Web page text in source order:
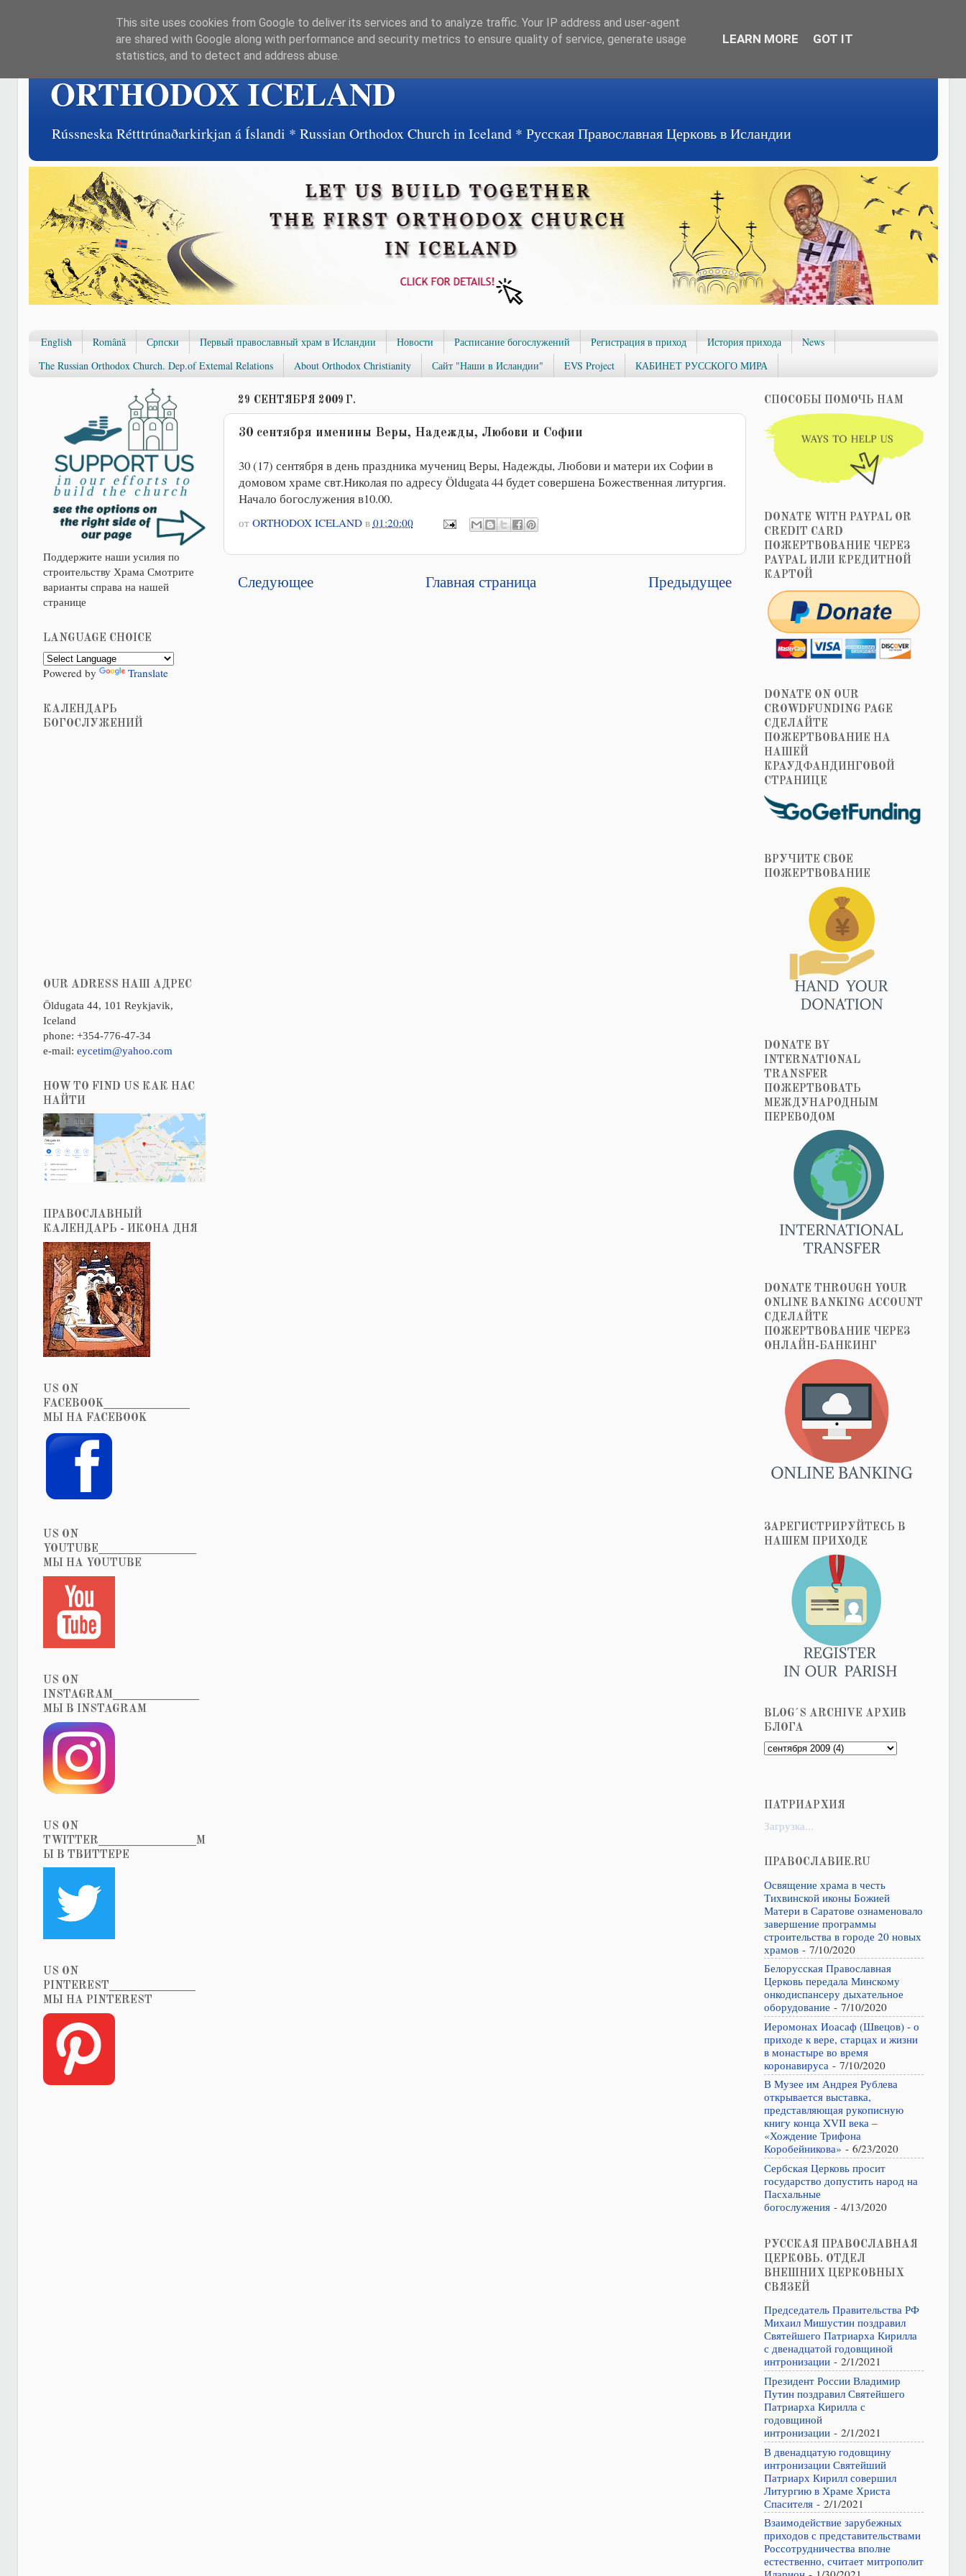
ORTHODOX ICELAND
Rússneska Rétttrúnaðarkirkjan á Íslandi * Russian Orthodox Church in Iceland * Русская Православная Церковь в Исландии
English Română Српски Первый православный храм в Исландии Новости Расписание богослужений Регистрация в приход История прихода
News
The Russian Orthodox Church. Dep.of Extemal Relations
About Orthodox Christianity Сайт "Наши в Исландии" EVS Project КАБИНЕТ РУССКОГО МИРА
29 СЕНТЯБРЯ 2009 Г.
30 сентября именины Веры, Надежды, Любови и Софии
30 (17) сентября в день праздника мучениц Веры, Надежды, Любови и матери их Софии в
домовом храме свт.Николая по адресу Öldugata 44 будет совершена Божественная литургия.
Начало богослужения в10.00.
от ORTHODOX ICELAND в 01:20:00
Следующее Предыдущее
Главная страница
Поддержите наши усилия по
строительству Храма Смотрите
варианты справа на нашей
странице
LANGUAGE CHOICE
Powered by Translate
КАЛЕНДАРЬ
БОГОСЛУЖЕНИЙ
OUR ADRESS НАШ АДРЕС
Öldugata 44, 101 Reykjavik,
Iceland
phone: +354-776-47-34
e-mail: eycetim@yahoo.com
HOW TO FIND US КАК НАС
НАЙТИ
ПРАВОСЛАВНЫЙ
КАЛЕНДАРЬ - ИКОНА ДНЯ
US ON
FACEBOOK_______________
МЫ НА FACEBOOK
US ON
YOUTUBE_________________
МЫ НА YOUTUBE
US ON
INSTAGRAM_______________
МЫ В INSTAGRAM
US ON
TWITTER_________________М
Ы В ТВИТТЕРЕ
US ON
PINTEREST_______________
МЫ НА PINTEREST
СПОСОБЫ ПОМОЧЬ НАМ
DONATE WITH PAYPAL OR
CREDIT CARD
ПОЖЕРТВОВАНИЕ ЧЕРЕЗ
PAYPAL ИЛИ КРЕДИТНОЙ
КАРТОЙ
DONATE ON OUR
CROWDFUNDING PAGE
СДЕЛАЙТЕ
ПОЖЕРТВОВАНИЕ НА
НАШЕЙ
КРАУДФАНДИНГОВОЙ
СТРАНИЦЕ
ВРУЧИТЕ СВОЕ
ПОЖЕРТВОВАНИЕ
DONATE BY
INTERNATIONAL
TRANSFER
ПОЖЕРТВОВАТЬ
МЕЖДУНАРОДНЫМ
ПЕРЕВОДОМ
DONATE THROUGH YOUR
ONLINE BANKING ACCOUNT
СДЕЛАЙТЕ
ПОЖЕРТВОВАНИЕ ЧЕРЕЗ
ОНЛАЙН-БАНКИНГ
ЗАРЕГИСТРИРУЙТЕСЬ В
НАШЕМ ПРИХОДЕ
BLOG´S ARCHIVE АРХИВ
БЛОГА
ПАТРИАРХИЯ
Загрузка...
ПРАВОСЛАВИЕ.RU
Освящение храма в честь
Тихвинской иконы Божией
Матери в Саратове ознаменовало
завершение программы
строительства в городе 20 новых
храмов- 7/10/2020
Белорусская Православная
Церковь передала Минскому
онкодиспансеру дыхательное
оборудование - 7/10/2020
Иеромонах Иоасаф (Швецов) - о
приходе к вере, старцах и жизни
в монастыре во время
коронавируса - 7/10/2020
В Музее им Андрея Рублева
открывается выставка,
представляющая рукописную
книгу конца XVII века –
«Хождение Трифона
Коробейникова» - 6/23/2020
Сербская Церковь просит
государство допустить народ на
Пасхальные
богослужения- 4/13/2020
РУССКАЯ ПРАВОСЛАВНАЯ
ЦЕРКОВЬ. ОТДЕЛ
ВНЕШНИХ ЦЕРКОВНЫХ
СВЯЗЕЙ
Председатель Правительства РФ
Михаил Мишустин поздравил
Святейшего Патриарха Кирилла
с двенадцатой годовщиной
интронизации- 2/1/2021
Президент России Владимир
Путин поздравил Святейшего
Патриарха Кирилла с
годовщиной
интронизации- 2/1/2021
В двенадцатую годовщину
интронизации Святейший
Патриарх Кирилл совершил
Литургию в Храме Христа
Спасителя- 2/1/2021
Взаимодействие зарубежных
приходов с представительствами
Россотрудничества вполне
естественно, считает митрополит
This site uses cookies from Google to deliver its services and to analyze traffic. Your IP address and user-agent
are shared with Google along with performance and security metrics to ensure quality of service, generate usage
statistics, and to detect and address abuse.
LEARN MORE GOT IT